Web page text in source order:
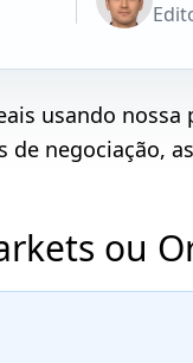
usando nossa
de negociação,
ou